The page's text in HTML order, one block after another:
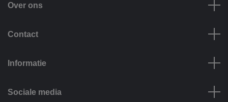
Over ons
Contact
Informatie
Sociale media